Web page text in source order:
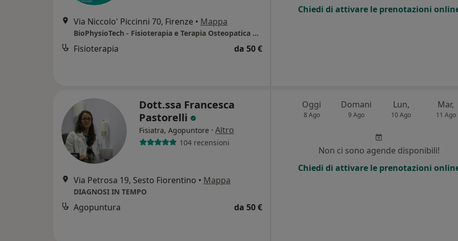
Via Niccolo' Piccinni 70, Firenze • Mappa
BioPhysioTech - Fisioterapia e Terapia Osteopatica Firenze
Fisioterapia da 50 €
Chiedi di attivare le prenotazioni
Dott.ssa Francesca
Pastorelli
Fisiatra, Agopuntore · Altro
104 recensioni
Via Petrosa 19, Sesto Fiorentino • Mappa
DIAGNOSI IN TEMPO
Agopuntura da 50 €
Oggi
8 Ago
Domani
9 Ago
Lun,
10 Ago
Mar,
11 Ago
Non ci sono agende disponibili!
Chiedi di attivare le prenotazioni